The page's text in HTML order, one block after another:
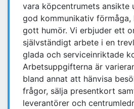
vara köpcentrumets ansikte
god kommunikativ
gott humör. Vi erbjuder ett
självständigt arbete i en
glada och serviceinriktade
Arbetsuppgifterna är
bland annat att hänvisa
frågor, sälja presentkort
leverantörer och